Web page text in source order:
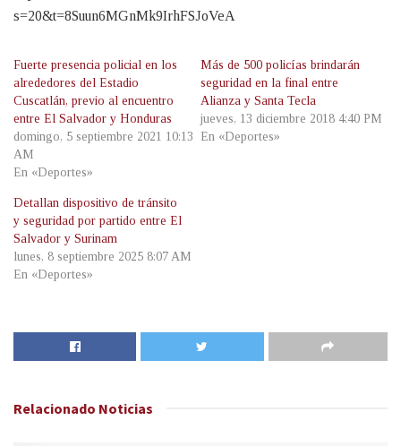
s=20&t=8Suun6MGnMk9IrhFSJoVeA
Fuerte presencia policial en los
alrededores del Estadio
Cuscatlán, previo al encuentro
entre El Salvador y Honduras
domingo, 5 septiembre 2021 10:13
AM
En «Deportes»
Más de 500 policías brindarán
seguridad en la final entre
Alianza y Santa Tecla
jueves, 13 diciembre 2018 4:40 PM
En «Deportes»
Detallan dispositivo de tránsito
y seguridad por partido entre El
Salvador y Surinam
lunes, 8 septiembre 2025 8:07 AM
En «Deportes»
Relacionado Noticias